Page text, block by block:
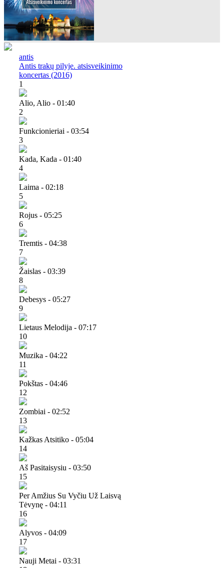
antis
Antis trakų pilyje. atsisveikinimo
koncertas (2016)
1
Alio, Alio - 01:40
2
Funkcionieriai - 03:54
3
Kada, Kada - 01:40
4
Laima - 02:18
5
Rojus - 05:25
6
Tremtis - 04:38
7
Žaislas - 03:39
8
Debesys - 05:27
9
Lietaus Melodija - 07:17
10
Muzika - 04:22
11
Pokštas - 04:46
12
Zombiai - 02:52
13
Kažkas Atsitiko - 05:04
14
Aš Pasitaisysiu - 03:50
15
Per Amžius Su Vyčiu Už Laisvą
Tėvynę - 04:11
16
Alyvos - 04:09
17
Nauji Metai - 03:31